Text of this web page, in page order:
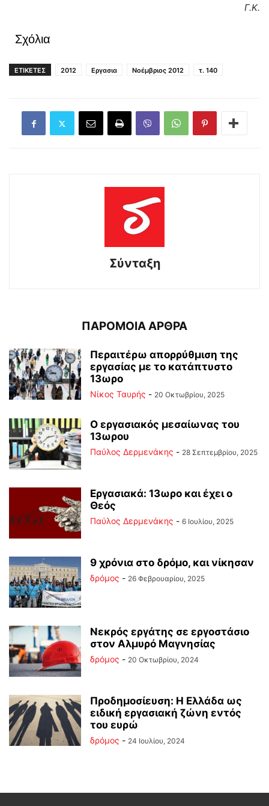
Γ.Κ.
Σχόλια
ΕΤΙΚΕΤΕΣ 2012 Εργασια Νοέμβριος 2012 τ. 140
Σύνταξη
ΠΑΡΟΜΟΙΑ ΑΡΘΡΑ
Περαιτέρω απορρύθμιση της
εργασίας με το κατάπτυστο
13ωρο
Νίκος Ταυρής - 20 Οκτωβρίου, 2025
Ο εργασιακός μεσαίωνας του
13ωρου
Παύλος Δερμενάκης - 28 Σεπτεμβρίου, 2025
Εργασιακά: 13ωρο και έχει ο
Θεός
Παύλος Δερμενάκης - 6 Ιουλίου, 2025
9 χρόνια στο δρόμο, και νίκησαν
δρόμος - 26 Φεβρουαρίου, 2025
Νεκρός εργάτης σε εργοστάσιο
στον Αλμυρό Μαγνησίας
δρόμος - 20 Οκτωβρίου, 2024
Προδημοσίευση: Η Ελλάδα ως
ειδική εργασιακή ζώνη εντός
του ευρώ
δρόμος - 24 Ιουλίου, 2024